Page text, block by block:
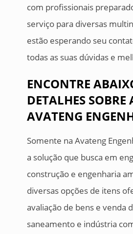
com profissionais
serviço para diversas
estão esperando seu
todas as suas dúvidas e
ENCONTRE
DETALHES SOBRE
AVATENG
Somente na Avateng
a solução que busca em
construção e engenharia
diversas opções de itens
avaliação de bens e venda
saneamento e indústria